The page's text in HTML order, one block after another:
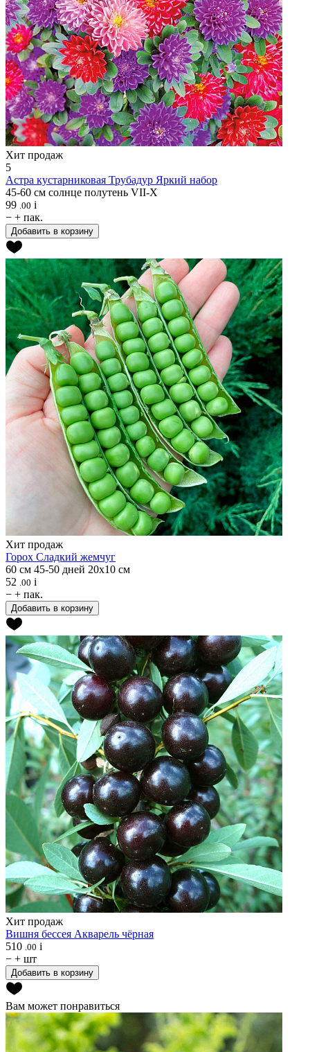
Хит продаж
5
Астра кустарниковая Трубадур Яркий набор
45-60 см солнце полутень VII-X
99 .00 i
− + пак.
Добавить в корзину
Хит продаж
Горох Сладкий жемчуг
60 см 45-50 дней 20х10 см
52 .00 i
− + пак.
Добавить в корзину
Хит продаж
Вишня бессея Акварель чёрная
510 .00 i
− + шт
Добавить в корзину
Вам может понравиться